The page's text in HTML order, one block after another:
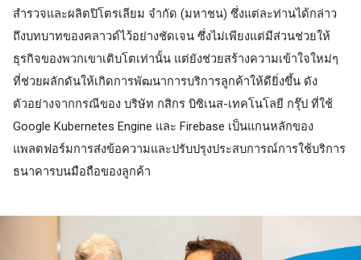
สำรวจและผลิตปิโตรเลียม จำกัด (มหาชน) ซึ่งแต่ละท่านได้กล่าว
ถึงบทบาทของคลาวด์ไว้อย่างชัดเจน ซึ่งไม่เพียงแต่มีส่วนช่วยให้
ธุรกิจของพวกเขาเติบโตเท่านั้น แต่ยังช่วยสร้างความเข้าใจใหม่ๆ
ที่ช่วยผลักดันให้เกิดการพัฒนาการบริการลูกค้าให้ดียิ่งขึ้น ดัง
ตัวอย่างจากกรณีของ บริษัท กสิกร บิซิเนส-เทคโนโลยี กรุ๊ป ที่ใช้
Google Kubernetes Engine และ Firebase เป็นแกนหลักของ
แพลตฟอร์มการส่งข้อความและปรับปรุงประสบการณ์การใช้บริการ
ธนาคารบนมือถือของลูกค้า